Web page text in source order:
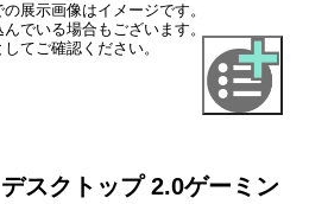
展示画像はイメージです。
でいる場合もございます。
てご確認ください。
スクトップ 2.0ゲーミン